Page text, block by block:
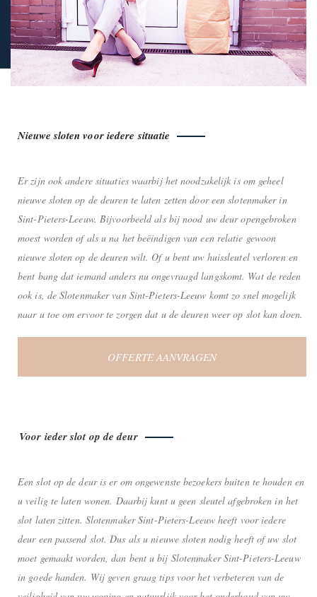
Nieuwe sloten voor iedere situatie
Er zijn ook andere situaties waarbij het noodzakelijk is om geheel
nieuwe sloten op de deuren te laten zetten door een slotenmaker in
Sint-Pieters-Leeuw. Bijvoorbeeld als bij nood uw deur opengebroken
moest worden of als u na het beëindigen van een relatie gewoon
nieuwe sloten op de deuren wilt. Of u bent uw huissleutel verloren en
bent bang dat iemand anders nu ongevraagd langskomt. Wat de reden
ook is, de Slotenmaker van Sint-Pieters-Leeuw komt zo snel mogelijk
naar u toe om ervoor te zorgen dat u de deuren weer op slot kan doen.
OFFERTE AANVRAGEN
Voor ieder slot op de deur
Een slot op de deur is er om ongewenste bezoekers buiten te houden en
u veilig te laten wonen. Daarbij kunt u geen sleutel afgebroken in het
slot laten zitten. Slotenmaker Sint-Pieters-Leeuw heeft voor iedere
deur een passend slot. Dus als u nieuwe sloten nodig heeft of uw slot
moet gemaakt worden, dan bent u bij Slotenmaker Sint-Pieters-Leeuw
in goede handen. Wij geven graag tips voor het verbeteren van de